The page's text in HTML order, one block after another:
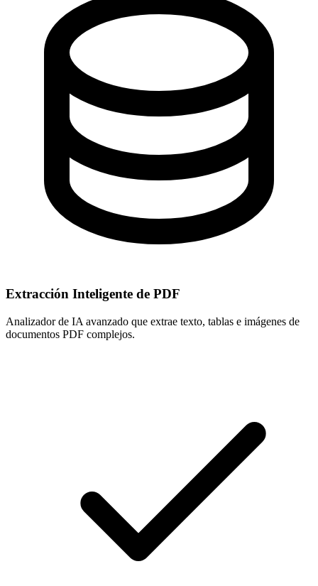
Extracción Inteligente de PDF
Analizador de IA avanzado que extrae texto, tablas e imágenes de
documentos PDF complejos.